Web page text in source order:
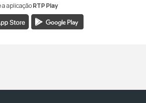
1
Antena 1
RTP Antena 1
a aplicaçãoRTP Play